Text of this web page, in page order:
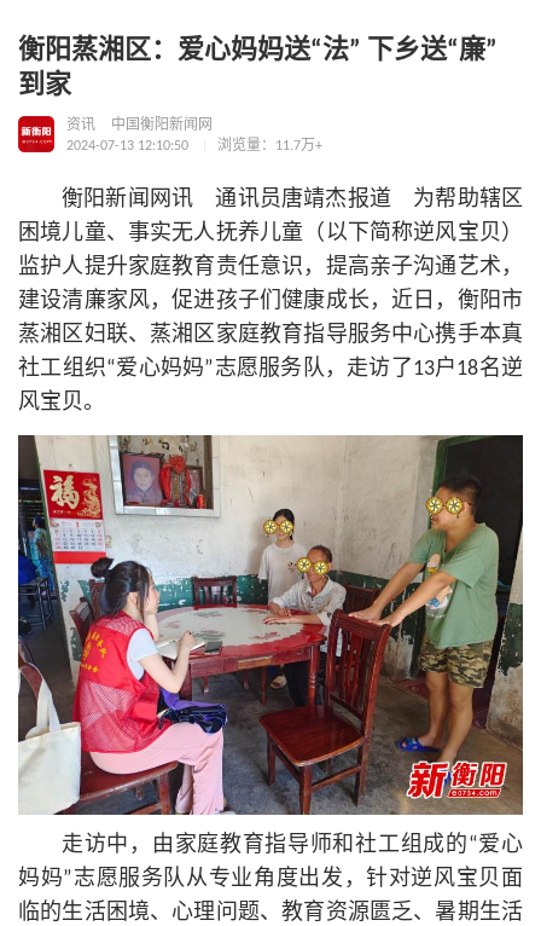
衡阳蒸湘区：爱心妈妈送“法” 下乡送“廉”
到家
资讯
中国衡阳新闻网
2024-07-13 12:10:50
浏览量：11.7万+
衡阳新闻网讯 通讯员唐靖杰报道 为帮助辖区
困境儿童、事实无人抚养儿童（以下简称逆风宝贝）
监护人提升家庭教育责任意识，提高亲子沟通艺术，
建设清廉家风，促进孩子们健康成长，近日，衡阳市
蒸湘区妇联、蒸湘区家庭教育指导服务中心携手本真
社工组织“爱心妈妈”志愿服务队，走访了13户18名逆
风宝贝。
走访中，由家庭教育指导师和社工组成的“爱心
妈妈”志愿服务队从专业角度出发，针对逆风宝贝面
临的生活困境、心理问题、教育资源匮乏、暑期生活